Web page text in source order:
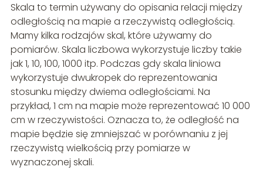
Skala to termin używany do opisania relacji między
odległością na mapie a rzeczywistą odległością.
Mamy kilka rodzajów skal, które używamy do
pomiarów. Skala liczbowa wykorzystuje liczby takie
jak 1, 10, 100, 1000 itp. Podczas gdy skala liniowa
wykorzystuje dwukropek do reprezentowania
stosunku między dwiema odległościami. Na
przykład, 1 cm na mapie może reprezentować 10 000
cm w rzeczywistości. Oznacza to, że odległość na
mapie będzie się zmniejszać w porównaniu z jej
rzeczywistą wielkością przy pomiarze w
wyznaczonej skali.